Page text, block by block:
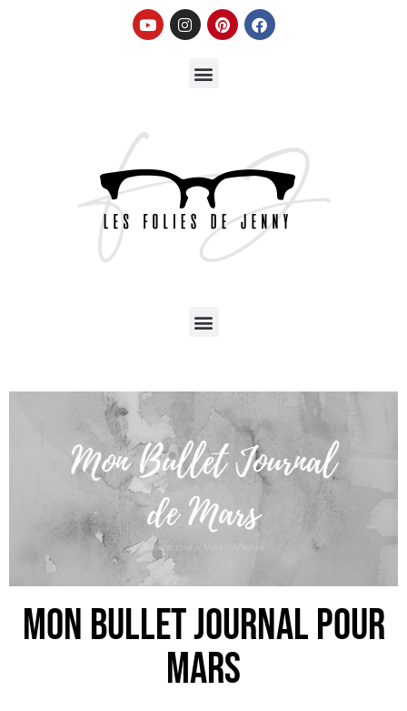
Mon Bullet Journal pour
Mars